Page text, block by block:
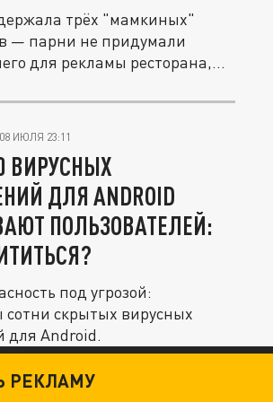
трёх "мамкиных"
— парни не придумали
для рекламы ресторана,
08 ИЮЛЯ 23:11
ВИРУСНЫХ
ДЛЯ ANDROID
ПОЛЬЗОВАТЕЛЕЙ:
под угрозой:
скрытых вирусных
для Android.
РЕКЛАМУ